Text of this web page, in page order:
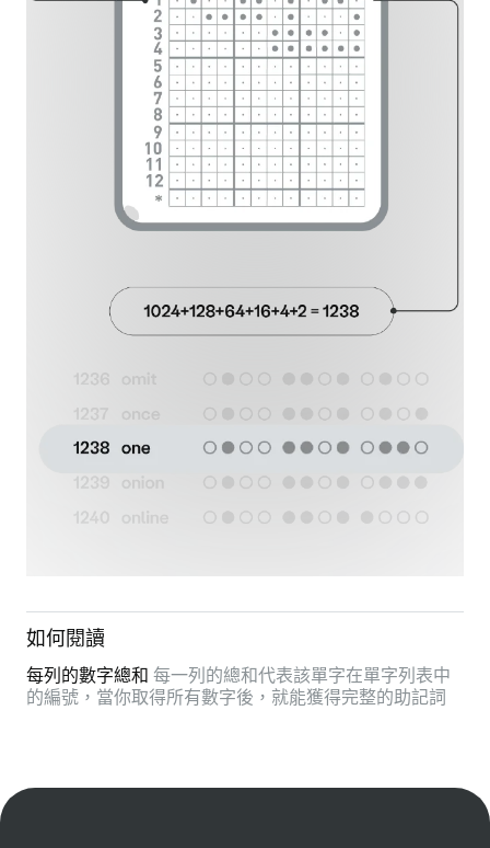
如何閱讀
每列的數字總和 每一列的總和代表該單字在單字列表中
的編號，當你取得所有數字後，就能獲得完整的助記詞